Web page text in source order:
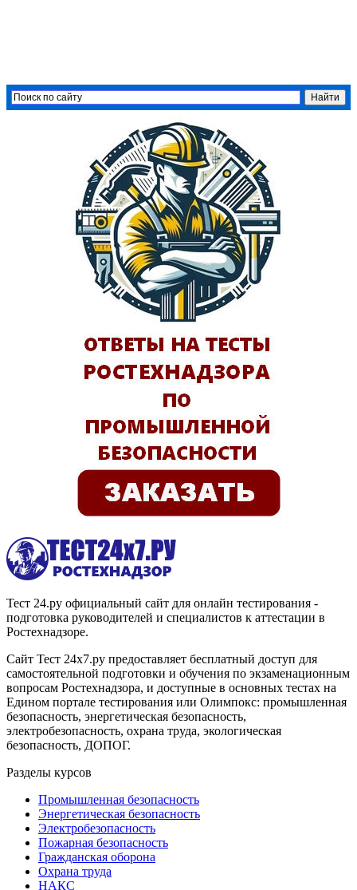
Тест 24.ру официальный сайт для онлайн тестирования -
подготовка руководителей и специалистов к аттестации в
Ростехнадзоре.
Сайт Тест 24х7.ру предоставляет бесплатный доступ для
самостоятельной подготовки и обучения по экзаменационным
вопросам Ростехнадзора, и доступные в основных тестах на
Едином портале тестирования или Олимпокс: промышленная
безопасность, энергетическая безопасность,
электробезопасность, охрана труда, экологическая
безопасность, ДОПОГ.
Разделы курсов
Промышленная безопасность
Энергетическая безопасность
Электробезопасность
Пожарная безопасность
Гражданская оборона
Охрана труда
НАКС